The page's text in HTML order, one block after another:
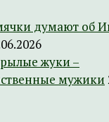
думают об
жуки –
мужики